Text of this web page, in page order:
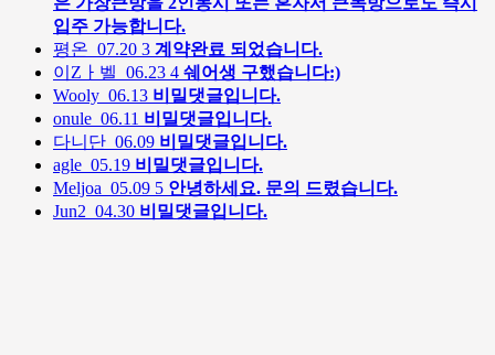
입주 가능합니다.
평온 07.20 3 계약완료 되었습니다.
이Zㅏ벨 06.23 4 쉐어생 구했습니다:)
Wooly 06.13 비밀댓글입니다.
onule 06.11 비밀댓글입니다.
다니단 06.09 비밀댓글입니다.
agle 05.19 비밀댓글입니다.
Meljoa 05.09 5 안녕하세요. 문의 드렸습니다.
Jun2 04.30 비밀댓글입니다.